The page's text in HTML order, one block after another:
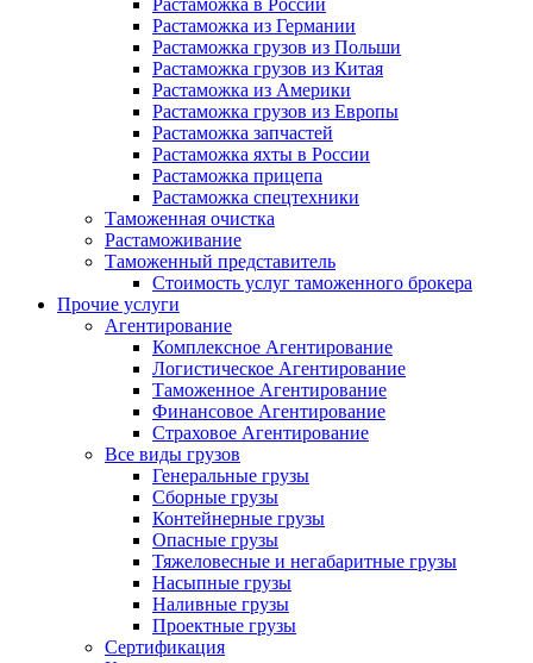
Растаможка из Германии
Растаможка грузов из Польши
Растаможка грузов из Китая
Растаможка из Америки
Растаможка грузов из Европы
Растаможка запчастей
Растаможка яхты в России
Растаможка прицепа
Растаможка спецтехники
Таможенная очистка
Растаможивание
Таможенный представитель
Стоимость услуг таможенного брокера
Прочие услуги
Агентирование
Комплексное Агентирование
Логистическое Агентирование
Таможенное Агентирование
Финансовое Агентирование
Страховое Агентирование
Все виды грузов
Генеральные грузы
Сборные грузы
Контейнерные грузы
Опасные грузы
Тяжеловесные и негабаритные грузы
Насыпные грузы
Наливные грузы
Проектные грузы
Сертификация